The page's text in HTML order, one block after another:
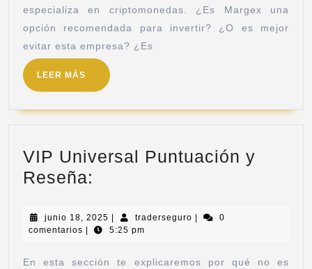
especializa en criptomonedas. ¿Es Margex una
opción recomendada para invertir? ¿O es mejor
evitar esta empresa? ¿Es
LEER MÁS
VIP Universal Puntuación y
Reseña:
junio 18, 2025 traderseguro
0
comentarios
5:25 pm
En esta sección te explicaremos por qué no es